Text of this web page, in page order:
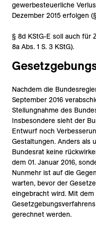
gewerbesteuerliche
Dezember 2015 erfolgen
§ 8d KStG-E soll auch für
8a Abs. 1 S. 3 KStG).
Nachdem die
September 2016
Stellungnahme des
Insbesondere sieht der
Entwurf noch
Gestaltungen. Anders als
Bundesrat keine
dem 01. Januar 2016,
Nunmehr ist auf die
warten, bevor der
eingebracht wird. Mit dem
gerechnet werden.